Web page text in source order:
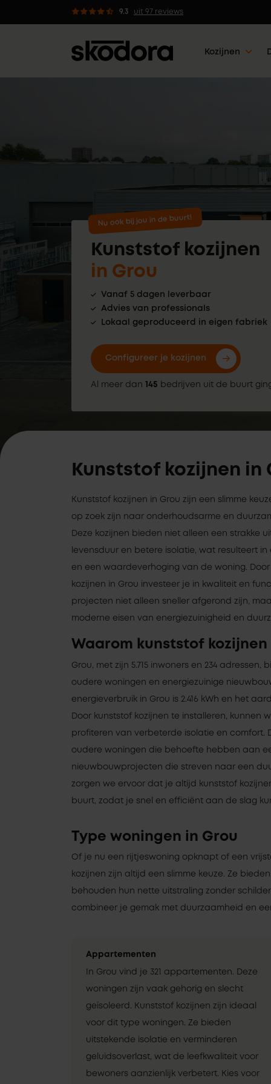
9.3 uit 97 reviews
Advies van professionals
Kozijnen
Nu ook bij jou in de buurt!
Kunststof kozijnen
in Grou
Vanaf 5 dagen leverbaar
Advies van professionals
Lokaal geproduceerd in eigen fabriek
Configureer je kozijnen
Al meer dan 145 bedrijven uit de buurt
Kunststof kozijnen in
Kunststof kozijnen in Grou zijn een slimme
op zoek zijn naar onderhoudsarme en
Deze kozijnen bieden niet alleen een strakke
levensduur en betere isolatie, wat resulteert
en een waardeverhoging van de woning.
kozijnen in Grou investeer je in kwaliteit en
projecten niet alleen sneller afgerond zijn,
moderne eisen van energiezuinigheid en
Waarom kunststof kozijnen
Grou, met zijn 5.715 inwoners en 234 adressen,
oudere woningen en energiezuinige
energieverbruik in Grou is 2.416 kWh en het
Door kunststof kozijnen te installeren, kunnen
profiteren van verbeterde isolatie en comfort.
oudere woningen die behoefte hebben aan
nieuwbouwprojecten die streven naar een
zorgen we ervoor dat je altijd kunststof
buurt, zodat je snel en efficiënt aan de slag
Type woningen in Grou
Of je nu een rijtjeswoning opknapt of een
kozijnen zijn altijd een slimme keuze. Ze
behouden hun nette uitstraling zonder
combineer je gemak met duurzaamheid en
Appartementen
In Grou vind je 321 appartementen. Deze
woningen zijn vaak gehorig en slecht
geïsoleerd. Kunststof kozijnen zijn ideaal
voor dit type woningen. Ze bieden
uitstekende isolatie en verminderen
geluidsoverlast, wat de leefkwaliteit voor
bewoners aanzienlijk verbetert. Kies voor